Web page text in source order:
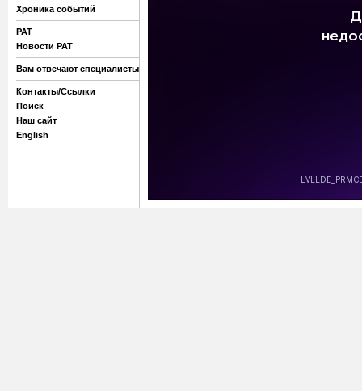
Хроника событий
РАТ
Новости РАТ
Вам отвечают специалисты
Контакты/Ссылки
Поиск
Наш сайт
English